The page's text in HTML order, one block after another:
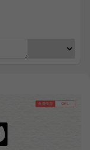
免费商用 OFL